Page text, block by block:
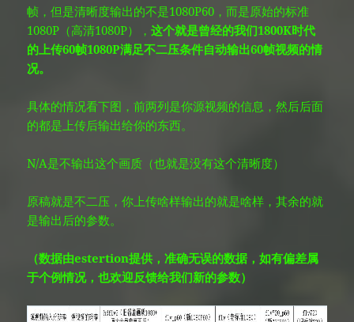
帧，但是清晰度输出的不是1080P60，而是原始的标准
1080P（高清1080P），这个就是曾经的我们1800K时代
的上传60帧1080P满足不二压条件自动输出60帧视频的情
况。
具体的情况看下图，前两列是你源视频的信息，然后后面
的都是上传后输出给你的东西。
N/A是不输出这个画质（也就是没有这个清晰度）
原稿就是不二压，你上传啥样输出的就是啥样，其余的就
是输出后的参数。
（数据由estertion提供，准确无误的数据，如有偏差属
于个例情况，也欢迎反馈给我们新的参数）